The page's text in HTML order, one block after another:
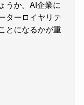
うか。AI企業に
ターロイヤリテ
とになるかが重